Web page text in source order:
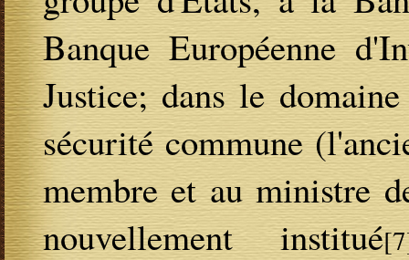
Banque Européenne
Justice; dans le
sécurité commune
membre et au ministre
nouvellement institué